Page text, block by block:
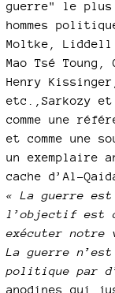
guerre" le
hommes
Moltke,
Mao Tsé Toung,
Henry
etc.,Sarkozy
comme une
et comme une
un exemplaire
cache d’Al-
« La guerre
l’objectif est
exécuter notre
La guerre
politique par
anodines qui